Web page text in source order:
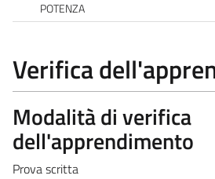
POTENZA
Verifica
Modalità di verifica
dell'apprendimento
Prova scritta